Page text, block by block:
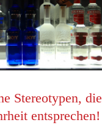
Stereotypen, die
entsprechen!